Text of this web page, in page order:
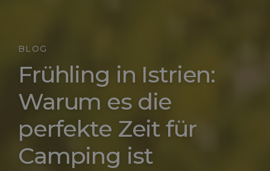
BLOG
Frühling in Istrien:
Warum es die
perfekte Zeit für
Camping ist